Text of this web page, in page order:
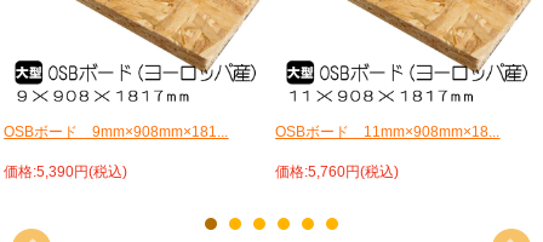
OSBボード 9mm×908mm×181...
価格:5,390円(税込)
OSBボード 11mm×908mm×18...
価格:5,760円(税込)